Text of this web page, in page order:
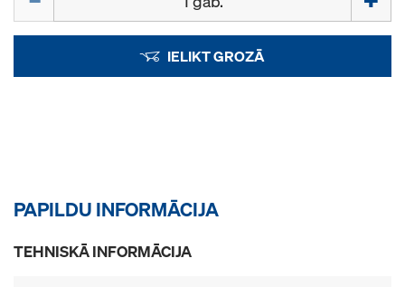
IELIKT GROZĀ
PAPILDU INFORMĀCIJA
TEHNISKĀ INFORMĀCIJA